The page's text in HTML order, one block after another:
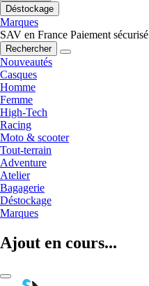
Déstockage
Marques
SAV en France Paiement sécurisé
Rechercher
Nouveautés
Casques
Homme
Femme
High-Tech
Racing
Moto & scooter
Tout-terrain
Adventure
Atelier
Bagagerie
Déstockage
Marques
Ajout en cours...